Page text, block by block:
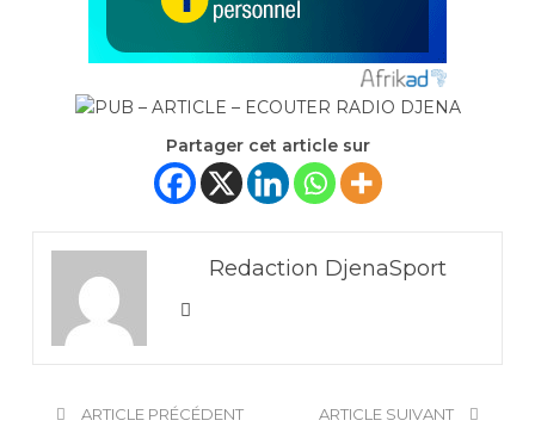
Partager cet article sur
Redaction DjenaSport
ARTICLE PRÉCÉDENT ARTICLE SUIVANT